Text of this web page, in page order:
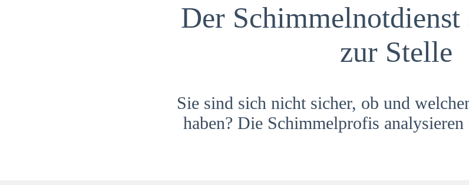
Der
zur Stelle
Sie sind sich nicht sicher, ob und
haben? Die Schimmelprofis analysieren